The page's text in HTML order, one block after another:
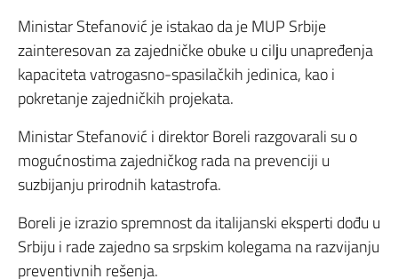
Ministar Stefanović je istakao da je MUP Srbije
zainteresovan za zajedničke obuke u cilјu unapređenja
kapaciteta vatrogasno-spasilačkih jedinica, kao i
pokretanje zajedničkih projekata.
Ministar Stefanović i direktor Boreli razgovarali su o
mogućnostima zajedničkog rada na prevenciji u
suzbijanju prirodnih katastrofa.
Boreli je izrazio spremnost da italijanski eksperti dođu u
Srbiju i rade zajedno sa srpskim kolegama na razvijanju
preventivnih rešenja.